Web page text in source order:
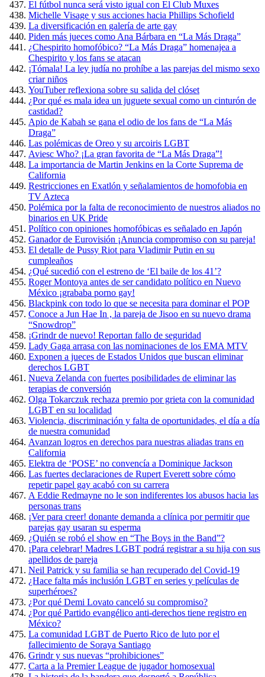
El fútbol nunca será visto igual con El Club Muxes
Michelle Visage y sus acciones hacia Phillips Schofield
La diversificación en galería de arte gay
Piden más jueces como Ana Bárbara en “La Más Draga”
¿Chespirito homofóbico? “La Más Draga” homenajea a
Chespirito y los fans se atacan
¡Tómala! La ley judía no prohíbe a las parejas del mismo sexo
criar niños
YouTuber reflexiona sobre su salida del clóset
¿Por qué es mala idea un juguete sexual como un cinturón de
castidad?
Apio de Kabah se gana el odio de los fans de “La Más
Draga”
Las polémicas de Oreo y su arcoiris LGBT
Aviesc Who? ¡La gran favorita de “La Más Draga”!
La importancia de Martin Jenkins en la Corte Suprema de
California
Restricciones en Exatlón y señalamientos de homofobia en
TV Azteca
Polémica por la falta de reconocimiento de nuestros aliados no
binarios en UK Pride
Político con opiniones homofóbicas es señalado en Japón
Ganador de Eurovisión ¡Anuncia compromiso con su pareja!
El detalle de Pussy Riot para Vladimir Putin en su
cumpleaños
¿Qué sucedió con el estreno de ‘El baile de los 41’?
Roger Montoya antes de ser candidato político en Nuevo
México ¡grababa porno gay!
Blackpink con todo lo que se necesita para dominar el POP
Conoce a Jun Hae In , la pareja de Jisoo en su nuevo drama
“Snowdrop”
¡Grindr de nuevo! Reportan fallo de seguridad
Lady Gaga arrasa con las nominaciones de los EMA MTV
Exponen a jueces de Estados Unidos que buscan eliminar
derechos LGBT
Nueva Zelanda con fuertes posibilidades de eliminar las
terapias de conversión
Olga Tokarczuk rechaza premio por grieta con la comunidad
LGBT en su localidad
Violencia, discriminación y falta de oportunidades, el día a día
de nuestra comunidad
Avanzan logros en derechos para nuestras aliadas trans en
California
Elektra de ‘POSE’ no convencía a Dominique Jackson
Las fuertes declaraciones de Rupert Everett sobre cómo
repetir papel gay acabó con su carrera
A Eddie Redmayne no le son indiferentes los abusos hacia las
personas trans
¡Ver para creer! donante demanda a clínica por permitir que
parejas gay usaran su esperma
¿Quién se robó el show en “The Boys in the Band”?
¡Para celebrar! Madres LGBT podrá registrar a su hija con sus
apellidos de pareja
Neil Patrick y su familia se han recuperado del Covid-19
¿Hace falta más inclusión LGBT en series y películas de
superhéroes?
¿Por qué Demi Lovato canceló su compromiso?
¿Por qué Partido evangélico anti-derechos tiene registro en
México?
La comunidad LGBT de Puerto Rico de luto por el
fallecimiento de Soraya Santiago
Grindr y sus nuevas “prohibiciones”
Carta a la Premier League de jugador homosexual